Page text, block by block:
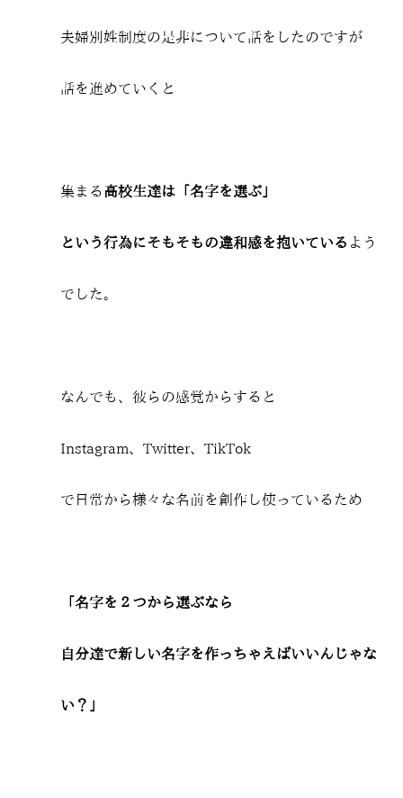
夫婦別姓制度の是非について話をしたのですが
話を進めていくと
集まる高校生達は「名字を選ぶ」
という行為にそもそもの違和感を抱いている よう
でした。
なんでも、彼らの感覚からすると
Instagram、Twitter、TikTok
で日常から様々な名前を創作し使っているため
「名字を２つから選ぶなら
自分達で新しい名字を作っちゃえばいいんじゃな
い？」